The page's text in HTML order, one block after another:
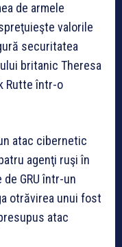
de armele
valorile
securitatea
britanic Theresa
Rutte într-o
atac cibernetic
agenţi ruşi în
GRU într-un
otrăvirea unui fost
atac